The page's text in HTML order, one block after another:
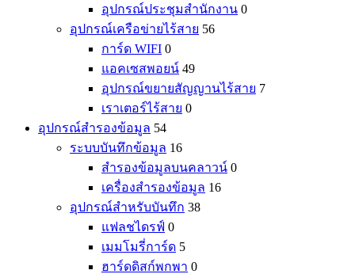
อุปกรณ์ประชุมสำนักงาน 0
อุปกรณ์เครือข่ายไร้สาย 56
การ์ด WIFI 0
แอคเซสพอยน์ 49
อุปกรณ์ขยายสัญญานไร้สาย 7
เราเตอร์ไร้สาย 0
อุปกรณ์สำรองข้อมูล 54
ระบบบันทึกข้อมูล 16
สำรองข้อมูลบนคลาวน์ 0
เครื่องสำรองข้อมูล 16
อุปกรณ์สำหรับบันทึก 38
แฟลชไดรฟ์ 0
เมมโมรี่การ์ด 5
ฮาร์ดดิสก์พกพา 0